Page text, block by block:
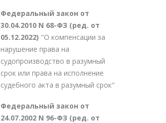
Федеральный закон от
30.04.2010 N 68-ФЗ (ред. от
05.12.2022) "О компенсации за
нарушение права на
судопроизводство в разумный
срок или права на исполнение
судебного акта в разумный срок"
Федеральный закон от
24.07.2002 N 96-ФЗ (ред. от